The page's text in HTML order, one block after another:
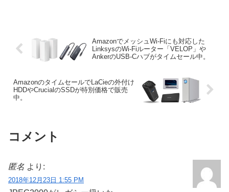
AmazonでメッシュWi-Fiにも対応した
LinksysのWi-Fiルーター「VELOP」や
AnkerのUSB-Cハブがタイムセール中。
AmazonのタイムセールでLaCieの外付け
HDDやCrucialのSSDが特別価格で販売
中。
コメント
匿名 より:
2018年12月23日 1:55 PM